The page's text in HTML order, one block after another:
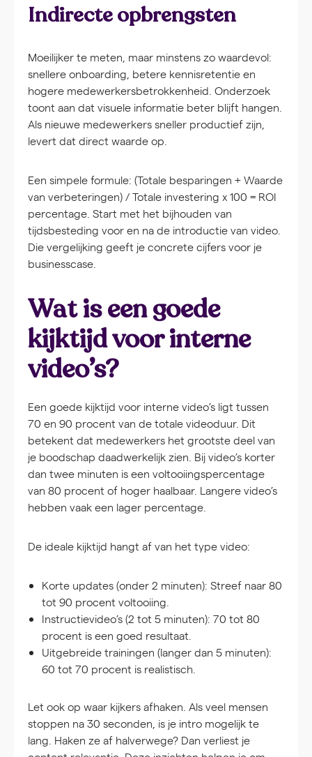
Indirecte opbrengsten
Moeilijker te meten, maar minstens zo waardevol:
snellere onboarding, betere kennisretentie en
hogere medewerkersbetrokkenheid. Onderzoek
toont aan dat visuele informatie beter blijft hangen.
Als nieuwe medewerkers sneller productief zijn,
levert dat direct waarde op.
Een simpele formule: (Totale besparingen + Waarde
van verbeteringen) / Totale investering x 100 = ROI
percentage. Start met het bijhouden van
tijdsbesteding voor en na de introductie van video.
Die vergelijking geeft je concrete cijfers voor je
businesscase.
Wat is een goede
kijktijd voor interne
video’s?
Een goede kijktijd voor interne video’s ligt tussen
70 en 90 procent van de totale videoduur. Dit
betekent dat medewerkers het grootste deel van
je boodschap daadwerkelijk zien. Bij video’s korter
dan twee minuten is een voltooiingspercentage
van 80 procent of hoger haalbaar. Langere video’s
hebben vaak een lager percentage.
De ideale kijktijd hangt af van het type video:
Korte updates (onder 2 minuten): Streef naar 80
tot 90 procent voltooiing.
Instructievideo’s (2 tot 5 minuten): 70 tot 80
procent is een goed resultaat.
Uitgebreide trainingen (langer dan 5 minuten):
60 tot 70 procent is realistisch.
Let ook op waar kijkers afhaken. Als veel mensen
stoppen na 30 seconden, is je intro mogelijk te
lang. Haken ze af halverwege? Dan verliest je